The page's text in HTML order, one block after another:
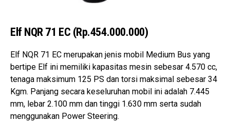
Elf NQR 71 EC (Rp.454.000.000)
Elf NQR 71 EC merupakan jenis mobil Medium Bus yang
bertipe Elf ini memiliki kapasitas mesin sebesar 4.570 cc,
tenaga maksimum 125 PS dan torsi maksimal sebesar 34
Kgm. Panjang secara keseluruhan mobil ini adalah 7.445
mm, lebar 2.100 mm dan tinggi 1.630 mm serta sudah
menggunakan Power Steering.